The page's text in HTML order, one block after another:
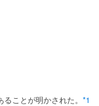
ことが明かされた。 *1